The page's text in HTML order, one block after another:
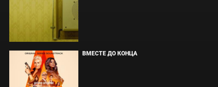
ВМЕСТЕ ДО КОНЦА